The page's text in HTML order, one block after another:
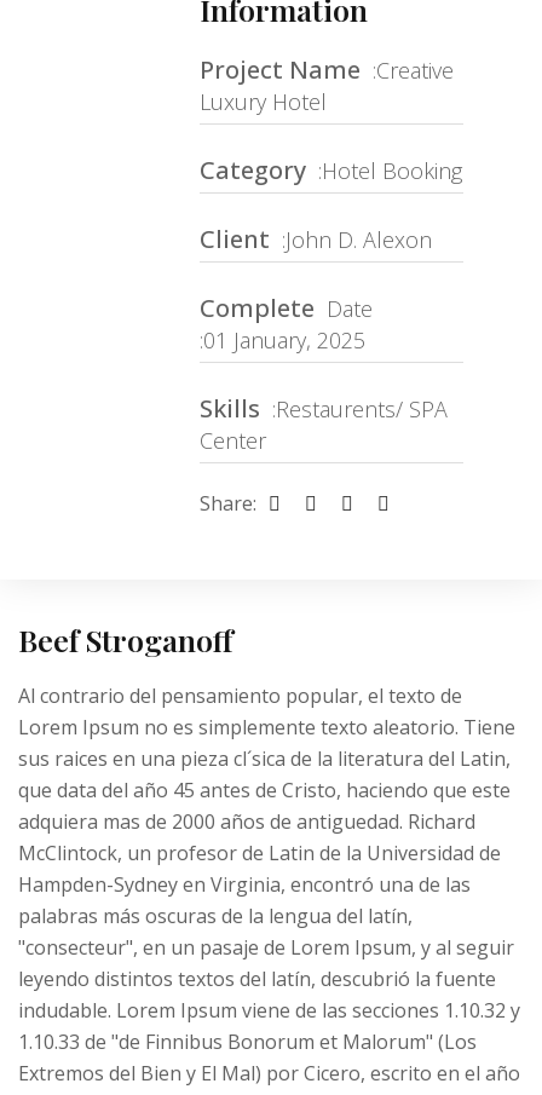
Information
Project Name :Creative
Luxury Hotel
Category :Hotel Booking
Client :John D. Alexon
Complete Date
:01 January, 2025
Skills :Restaurents/ SPA
Center
Share:
Beef Stroganoff
Al contrario del pensamiento popular, el texto de
Lorem Ipsum no es simplemente texto aleatorio. Tiene
sus raices en una pieza cl´sica de la literatura del Latin,
que data del año 45 antes de Cristo, haciendo que este
adquiera mas de 2000 años de antiguedad. Richard
McClintock, un profesor de Latin de la Universidad de
Hampden-Sydney en Virginia, encontró una de las
palabras más oscuras de la lengua del latín,
"consecteur", en un pasaje de Lorem Ipsum, y al seguir
leyendo distintos textos del latín, descubrió la fuente
indudable. Lorem Ipsum viene de las secciones 1.10.32 y
1.10.33 de "de Finnibus Bonorum et Malorum" (Los
Extremos del Bien y El Mal) por Cicero, escrito en el año